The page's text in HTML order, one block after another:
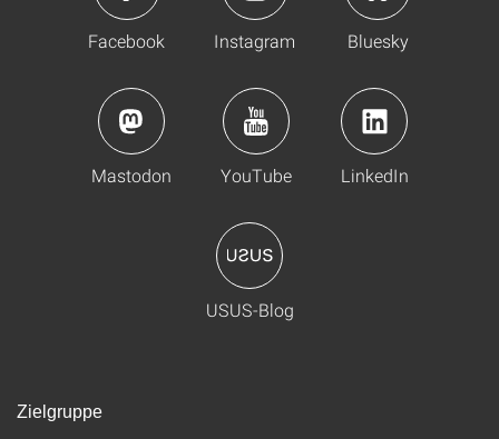
Facebook Instagram Bluesky
Mastodon YouTube LinkedIn
USUS-Blog
Zielgruppe